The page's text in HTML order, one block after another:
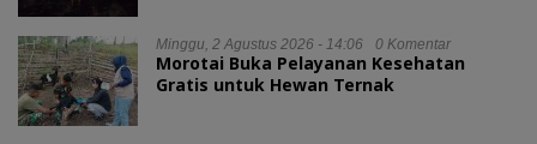
Minggu, 2 Agustus 2026 - 14:06 0 Komentar
Morotai Buka Pelayanan Kesehatan
Gratis untuk Hewan Ternak